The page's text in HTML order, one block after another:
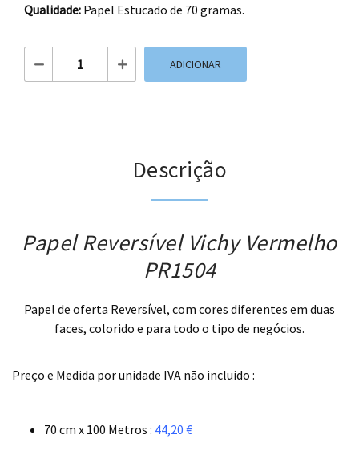
Qualidade: Papel Estucado de 70 gramas.
ADICIONAR
Descrição
Papel Reversível Vichy Vermelho
PR1504
Papel de oferta Reversível, com cores diferentes em duas
faces, colorido e para todo o tipo de negócios.
Preço e Medida por unidade IVA não incluido :
70 cm x 100 Metros : 44,20 €